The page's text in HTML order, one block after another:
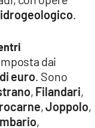
.
dai
euro . Sono
, Filandari,
,Joppolo,
,